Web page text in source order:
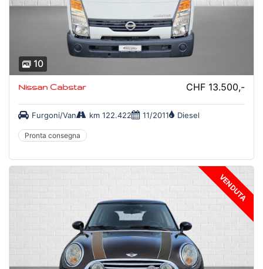
10
Nissan Cabstar CHF 13.500,-
Furgoni/Van km 122.422 11/2011 Diesel
Pronta consegna
VENDUTA